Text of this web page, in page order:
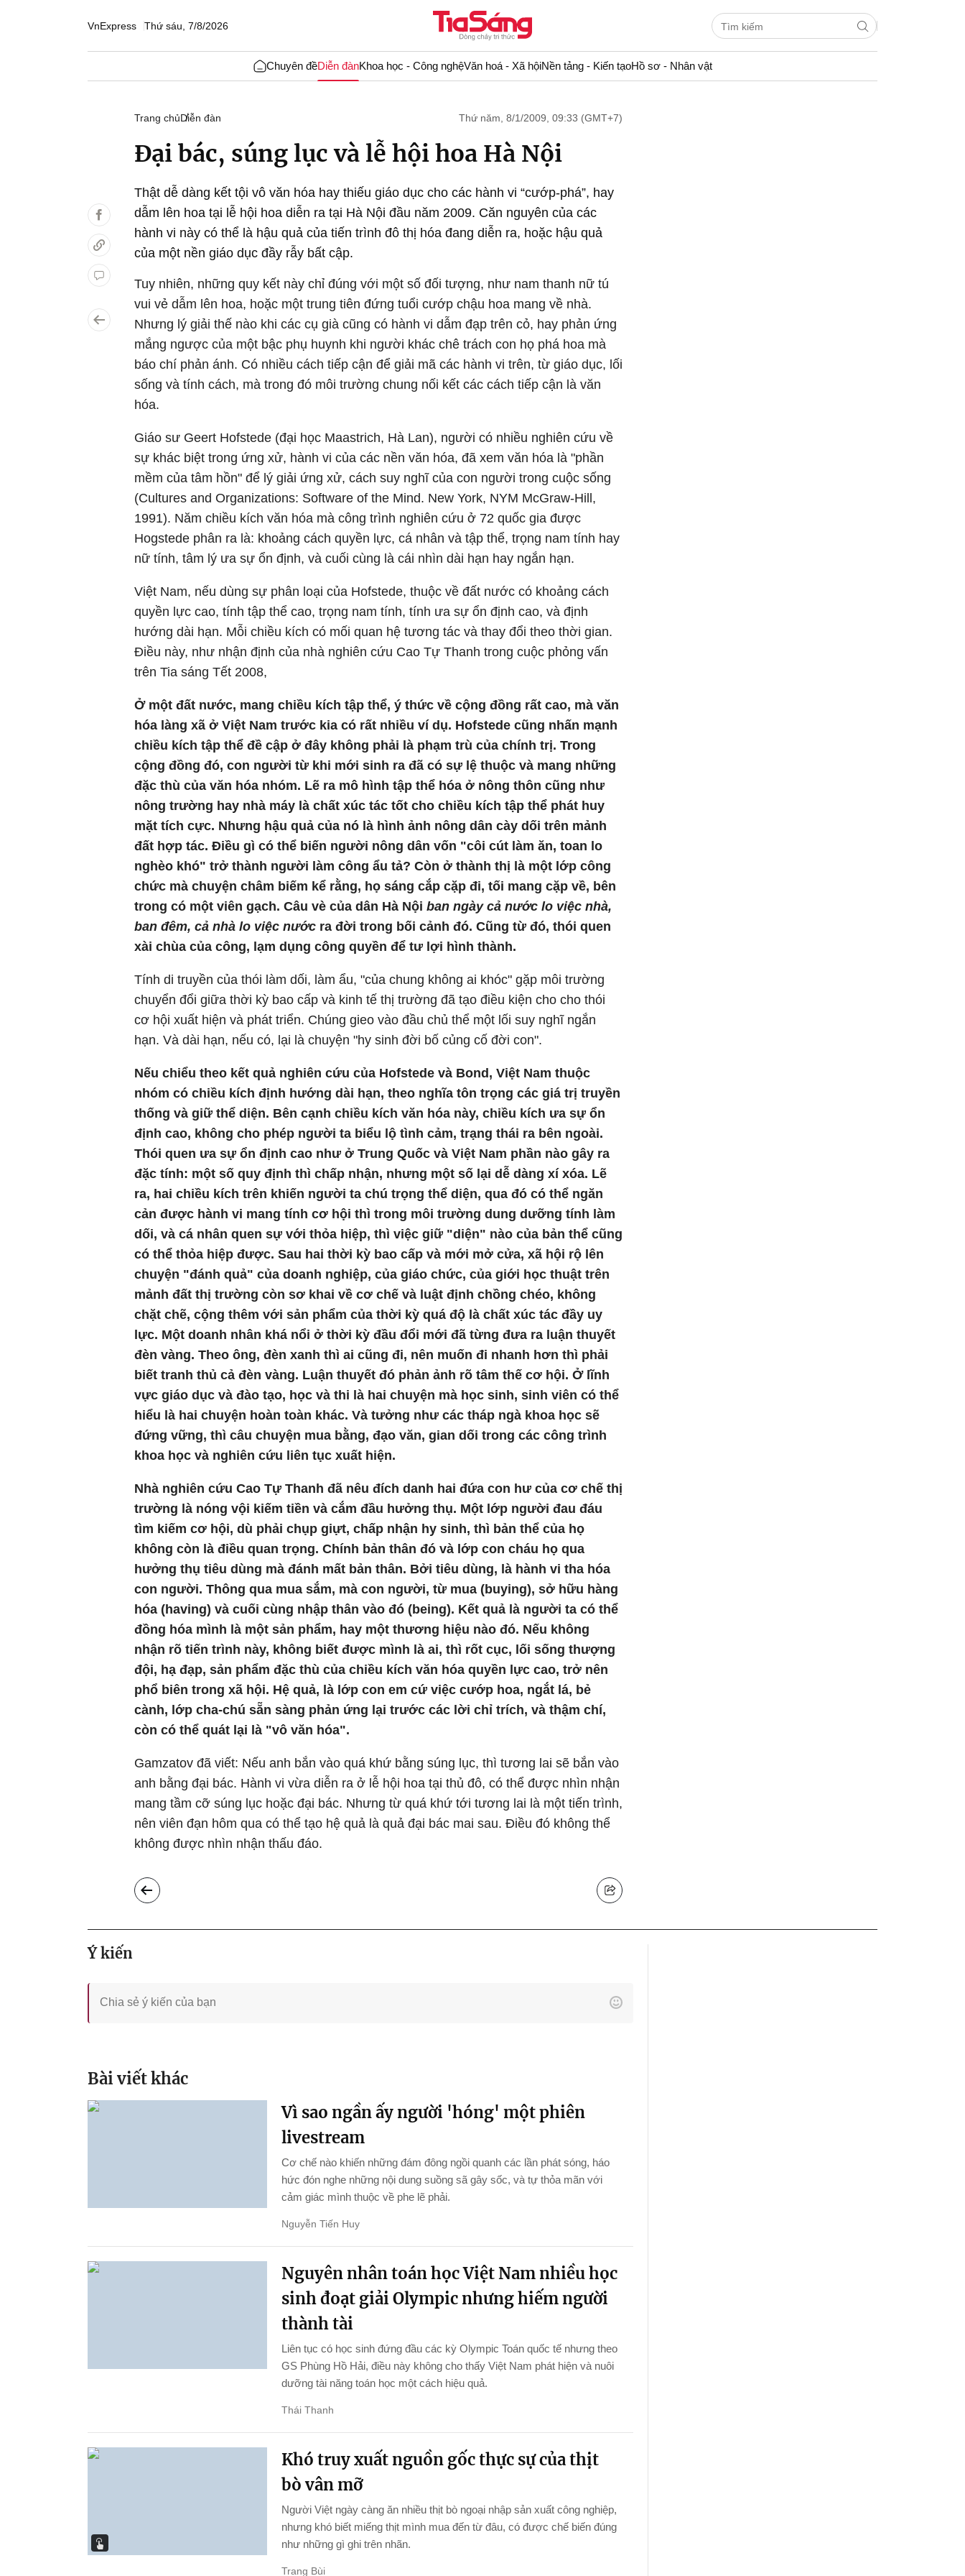
VnExpress Thứ sáu, 7/8/2026
Chuyên đềDiễn đànKhoa học - Công nghệVăn hoá - Xã hộiNền tảng - Kiến tạoHồ sơ - Nhân vật
Trang chủDiễn đàn Thứ năm, 8/1/2009, 09:33 (GMT+7)
Đại bác, súng lục và lễ hội hoa Hà Nội
Thật dễ dàng kết tội vô văn hóa hay thiếu giáo dục cho các hành vi “cướp-phá”, hay
dẫm lên hoa tại lễ hội hoa diễn ra tại Hà Nội đầu năm 2009. Căn nguyên của các
hành vi này có thể là hậu quả của tiến trình đô thị hóa đang diễn ra, hoặc hậu quả
của một nền giáo dục đầy rẫy bất cập.
Tuy nhiên, những quy kết này chỉ đúng với một số đối tượng, như nam thanh nữ tú
vui vẻ dẫm lên hoa, hoặc một trung tiên đứng tuổi cướp chậu hoa mang về nhà.
Nhưng lý giải thế nào khi các cụ già cũng có hành vi dẫm đạp trên cỏ, hay phản ứng
mắng ngược của một bậc phụ huynh khi người khác chê trách con họ phá hoa mà
báo chí phản ánh. Có nhiều cách tiếp cận để giải mã các hành vi trên, từ giáo dục, lối
sống và tính cách, mà trong đó môi trường chung nối kết các cách tiếp cận là văn
hóa.
Giáo sư Geert Hofstede (đại học Maastrich, Hà Lan), người có nhiều nghiên cứu về
sự khác biệt trong ứng xử, hành vi của các nền văn hóa, đã xem văn hóa là "phần
mềm của tâm hồn" để lý giải ứng xử, cách suy nghĩ của con người trong cuộc sống
(Cultures and Organizations: Software of the Mind. New York, NYM McGraw-Hill,
1991). Năm chiều kích văn hóa mà công trình nghiên cứu ở 72 quốc gia được
Hogstede phân ra là: khoảng cách quyền lực, cá nhân và tập thể, trọng nam tính hay
nữ tính, tâm lý ưa sự ổn định, và cuối cùng là cái nhìn dài hạn hay ngắn hạn.
Việt Nam, nếu dùng sự phân loại của Hofstede, thuộc về đất nước có khoảng cách
quyền lực cao, tính tập thể cao, trọng nam tính, tính ưa sự ổn định cao, và định
hướng dài hạn. Mỗi chiều kích có mối quan hệ tương tác và thay đổi theo thời gian.
Điều này, như nhận định của nhà nghiên cứu Cao Tự Thanh trong cuộc phỏng vấn
trên Tia sáng Tết 2008,
Ở một đất nước, mang chiều kích tập thể, ý thức về cộng đồng rất cao, mà văn
hóa làng xã ở Việt Nam trước kia có rất nhiều ví dụ. Hofstede cũng nhấn mạnh
chiều kích tập thể đề cập ở đây không phải là phạm trù của chính trị. Trong
cộng đồng đó, con người từ khi mới sinh ra đã có sự lệ thuộc và mang những
đặc thù của văn hóa nhóm. Lẽ ra mô hình tập thể hóa ở nông thôn cũng như
nông trường hay nhà máy là chất xúc tác tốt cho chiều kích tập thể phát huy
mặt tích cực. Nhưng hậu quả của nó là hình ảnh nông dân cày dối trên mảnh
đất hợp tác. Điều gì có thể biến người nông dân vốn "côi cút làm ăn, toan lo
nghèo khó" trở thành người làm công ẩu tả? Còn ở thành thị là một lớp công
chức mà chuyện châm biếm kể rằng, họ sáng cắp cặp đi, tối mang cặp về, bên
trong có một viên gạch. Câu vè của dân Hà Nội ban ngày cả nước lo việc nhà,
ban đêm, cả nhà lo việc nước ra đời trong bối cảnh đó. Cũng từ đó, thói quen
xài chùa của công, lạm dụng công quyền để tư lợi hình thành.
Tính di truyền của thói làm dối, làm ẩu, "của chung không ai khóc" gặp môi trường
chuyển đổi giữa thời kỳ bao cấp và kinh tế thị trường đã tạo điều kiện cho cho thói
cơ hội xuất hiện và phát triển. Chúng gieo vào đầu chủ thể một lối suy nghĩ ngắn
hạn. Và dài hạn, nếu có, lại là chuyện "hy sinh đời bố củng cố đời con".
Nếu chiểu theo kết quả nghiên cứu của Hofstede và Bond, Việt Nam thuộc
nhóm có chiều kích định hướng dài hạn, theo nghĩa tôn trọng các giá trị truyền
thống và giữ thể diện. Bên cạnh chiều kích văn hóa này, chiều kích ưa sự ổn
định cao, không cho phép người ta biểu lộ tình cảm, trạng thái ra bên ngoài.
Thói quen ưa sự ổn định cao như ở Trung Quốc và Việt Nam phần nào gây ra
đặc tính: một số quy định thì chấp nhận, nhưng một số lại dễ dàng xí xóa. Lẽ
ra, hai chiều kích trên khiến người ta chú trọng thể diện, qua đó có thể ngăn
cản được hành vi mang tính cơ hội thì trong môi trường dung dưỡng tính làm
dối, và cá nhân quen sự với thỏa hiệp, thì việc giữ "diện" nào của bản thể cũng
có thể thỏa hiệp được. Sau hai thời kỳ bao cấp và mới mở cửa, xã hội rộ lên
chuyện "đánh quả" của doanh nghiệp, của giáo chức, của giới học thuật trên
mảnh đất thị trường còn sơ khai về cơ chế và luật định chồng chéo, không
chặt chẽ, cộng thêm với sản phẩm của thời kỳ quá độ là chất xúc tác đầy uy
lực. Một doanh nhân khá nổi ở thời kỳ đầu đổi mới đã từng đưa ra luận thuyết
đèn vàng. Theo ông, đèn xanh thì ai cũng đi, nên muốn đi nhanh hơn thì phải
biết tranh thủ cả đèn vàng. Luận thuyết đó phản ảnh rõ tâm thế cơ hội. Ở lĩnh
vực giáo dục và đào tạo, học và thi là hai chuyện mà học sinh, sinh viên có thể
hiểu là hai chuyện hoàn toàn khác. Và tưởng như các tháp ngà khoa học sẽ
đứng vững, thì câu chuyện mua bằng, đạo văn, gian dối trong các công trình
khoa học và nghiên cứu liên tục xuất hiện.
Nhà nghiên cứu Cao Tự Thanh đã nêu đích danh hai đứa con hư của cơ chế thị
trường là nóng vội kiếm tiền và cắm đầu hưởng thụ. Một lớp người đau đáu
tìm kiếm cơ hội, dù phải chụp giựt, chấp nhận hy sinh, thì bản thể của họ
không còn là điều quan trọng. Chính bản thân đó và lớp con cháu họ qua
hưởng thụ tiêu dùng mà đánh mất bản thân. Bởi tiêu dùng, là hành vi tha hóa
con người. Thông qua mua sắm, mà con người, từ mua (buying), sở hữu hàng
hóa (having) và cuối cùng nhập thân vào đó (being). Kết quả là người ta có thể
đồng hóa mình là một sản phẩm, hay một thương hiệu nào đó. Nếu không
nhận rõ tiến trình này, không biết được mình là ai, thì rốt cục, lối sống thượng
đội, hạ đạp, sản phẩm đặc thù của chiều kích văn hóa quyền lực cao, trở nên
phổ biên trong xã hội. Hệ quả, là lớp con em cứ việc cướp hoa, ngắt lá, bẻ
cành, lớp cha-chú sẵn sàng phản ứng lại trước các lời chỉ trích, và thậm chí,
còn có thể quát lại là "vô văn hóa".
Gamzatov đã viết: Nếu anh bắn vào quá khứ bằng súng lục, thì tương lai sẽ bắn vào
anh bằng đại bác. Hành vi vừa diễn ra ở lễ hội hoa tại thủ đô, có thể được nhìn nhận
mang tầm cỡ súng lục hoặc đại bác. Nhưng từ quá khứ tới tương lai là một tiến trình,
nên viên đạn hôm qua có thể tạo hệ quả là quả đại bác mai sau. Điều đó không thể
không được nhìn nhận thấu đáo.
Ý kiến
Bài viết khác
Vì sao ngần ấy người 'hóng' một phiên
livestream
Cơ chế nào khiến những đám đông ngồi quanh các lần phát sóng, háo
hức đón nghe những nội dung suồng sã gây sốc, và tự thỏa mãn với
cảm giác mình thuộc về phe lẽ phải.
Nguyễn Tiến Huy
Nguyên nhân toán học Việt Nam nhiều học
sinh đoạt giải Olympic nhưng hiếm người
thành tài
Liên tục có học sinh đứng đầu các kỳ Olympic Toán quốc tế nhưng theo
GS Phùng Hồ Hải, điều này không cho thấy Việt Nam phát hiện và nuôi
dưỡng tài năng toán học một cách hiệu quả.
Thái Thanh
Khó truy xuất nguồn gốc thực sự của thịt
bò vân mỡ
Người Việt ngày càng ăn nhiều thịt bò ngoại nhập sản xuất công nghiệp,
nhưng khó biết miếng thịt mình mua đến từ đâu, có được chế biến đúng
như những gì ghi trên nhãn.
Trang Bùi